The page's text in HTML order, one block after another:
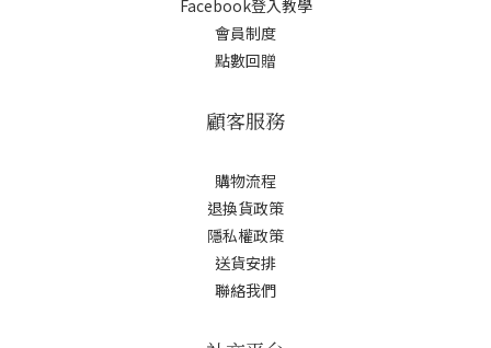
Facebook登入教學
會員制度
點數回贈
顧客服務
購物流程
退換貨政策
隱私權政策
送貨安排
聯絡我們